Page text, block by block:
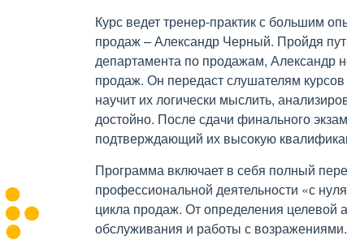
Курс ведет тренер-практик с большим
продаж – Александр Черный. Пройдя
департамента по продажам, Александр
продаж. Он передаст слушателям курсов
научит их логически мыслить,
достойно. После сдачи финального
подтверждающий их высокую
Программа включает в себя полный
профессиональной деятельности «с
цикла продаж. От определения целевой
обслуживания и работы с